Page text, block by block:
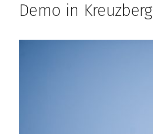
Demo in Kreuzberg